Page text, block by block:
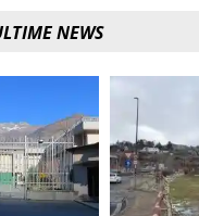
NEWS